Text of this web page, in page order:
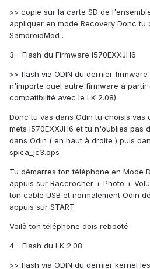
>> copie sur la carte SD de
appliquer en mode Recovery Donc tu
SamdroidMod .
3 - Flash du Firmware I570EXXJH6
>> flash via ODIN du dernier
n'importe quel autre firmware à
compatibilité avec le LK 2.08)
Donc tu vas dans Odin tu choisis vas
mets I570EXXJH6 et tu n'oublies pas
dans Odin ( en haut à droite ) puis
spica_jc3.ops
Tu démarres ton téléphone en Mode
appuis sur Raccrocher + Photo +
ton cable USB et normalement Odin
appuis sur START
Voilà ton téléphone dois rebooté
4 - Flash du LK 2.08
>> flash via ODIN du dernier kernel